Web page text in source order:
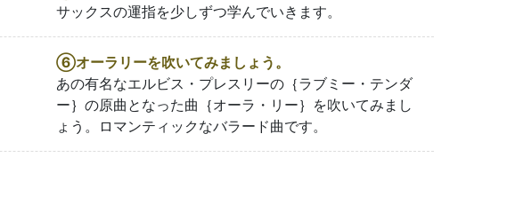
サックスの運指を少しずつ学んでいきます。
⑥オーラリーを吹いてみましょう。
あの有名なエルビス・プレスリーの｛ラブミー・テンダ
ー｝の原曲となった曲｛オーラ・リー｝を吹いてみまし
ょう。ロマンティックなバラード曲です。